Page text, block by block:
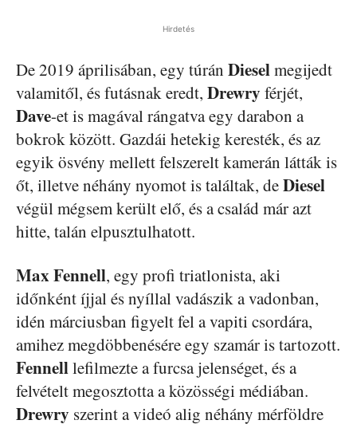
Hirdetés
De 2019 áprilisában, egy túrán Dieselmegijedt
valamitől, és futásnak eredt, Drewry férjét,
Dave-et is magával rángatva egy darabon a
bokrok között. Gazdái hetekig keresték, és az
egyik ösvény mellett felszerelt kamerán látták is
őt, illetve néhány nyomot is találtak, deDiesel
végül mégsem került elő, és a család már azt
hitte, talán elpusztulhatott.
Max Fennell, egy profi triatlonista, aki
időnként íjjal és nyíllal vadászik a vadonban,
idén márciusban figyelt fel a vapiti csordára,
amihez megdöbbenésére egy szamár is tartozott.
Fennelllefilmezte a furcsa jelenséget, és a
felvételt megosztotta a közösségi médiában.
Drewry szerint a videó alig néhány mérföldre